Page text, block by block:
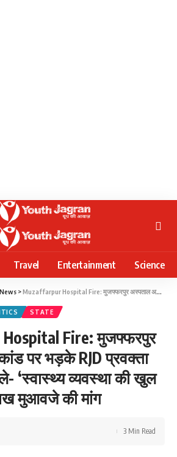
Travel Entertainment Science
>Muzaffarpur Hospital Fire: मुजफ्फरपुर अस्पताल अग्निकांड पर भड़के RJD प्रवक्ता अरुण यादव, बोले- ‘स्वास्थ्य व्यवस्था की खुल गई पोल’, ₹25 लाख मुआवजे की मांग
STATE
Fire: मुजफ्फरपुर
पर भड़के RJD प्रवक्ता
‘स्वास्थ्य व्यवस्था की खुल
मुआवजे की मांग
3 Min Read